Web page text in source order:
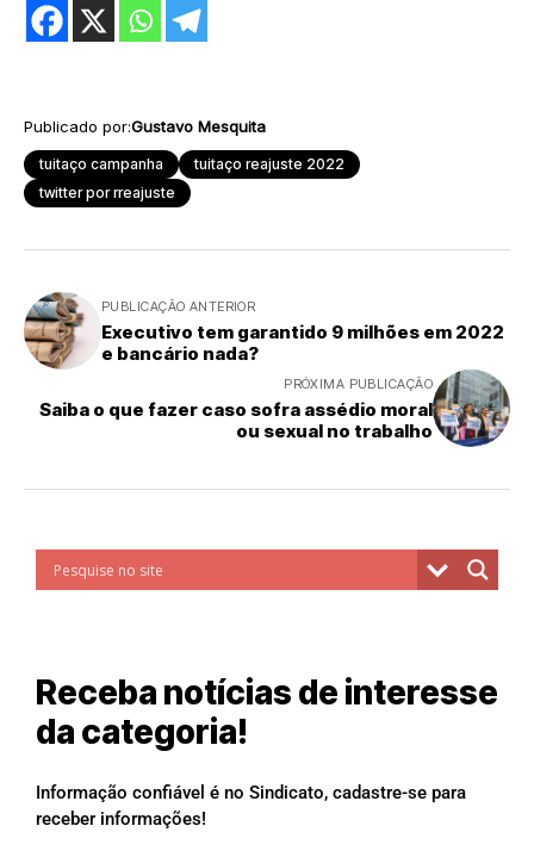
Publicado por:Gustavo Mesquita
tuitaço campanha
tuitaço reajuste 2022
twitter por rreajuste
PUBLICAÇÃO ANTERIOR
Executivo tem garantido 9 milhões em 2022
e bancário nada?
PRÓXIMA PUBLICAÇÃO
Saiba o que fazer caso sofra assédio moral
ou sexual no trabalho
Receba notícias de interesse
da categoria!
Informação confiável é no Sindicato, cadastre-se para
receber informações!